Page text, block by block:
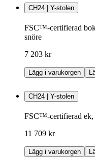
CH24 | Y-stolen
FSC™-certifierad
snöre
7 203 kr
Lägg i varukorgen
CH24 | Y-stolen
FSC™-certifierad ek,
11 709 kr
Lägg i varukorgen